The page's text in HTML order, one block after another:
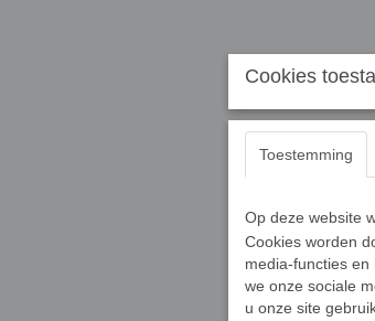
Cookies
Toestemming
Op deze website
Cookies worden
media-functies
we onze sociale
u onze site